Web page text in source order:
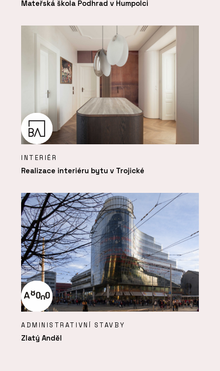
Mateřská škola Podhrad v Humpolci
INTERIÉR
Realizace interiéru bytu v Trojické
ADMINISTRATIVNÍ STAVBY
Zlatý Anděl